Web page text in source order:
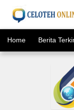
Home Berita